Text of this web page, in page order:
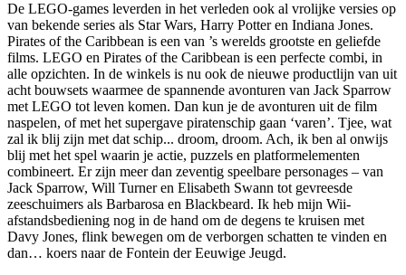
De LEGO-games leverden in het verleden ook al vrolijke versies op
van bekende series als Star Wars, Harry Potter en Indiana Jones.
Pirates of the Caribbean is een van ’s werelds grootste en geliefde
films. LEGO en Pirates of the Caribbean is een perfecte combi, in
alle opzichten. In de winkels is nu ook de nieuwe productlijn van uit
acht bouwsets waarmee de spannende avonturen van Jack Sparrow
met LEGO tot leven komen. Dan kun je de avonturen uit de film
naspelen, of met het supergave piratenschip gaan ‘varen’. Tjee, wat
zal ik blij zijn met dat schip... droom, droom. Ach, ik ben al onwijs
blij met het spel waarin je actie, puzzels en platformelementen
combineert. Er zijn meer dan zeventig speelbare personages – van
Jack Sparrow, Will Turner en Elisabeth Swann tot gevreesde
zeeschuimers als Barbarosa en Blackbeard. Ik heb mijn Wii-
afstandsbediening nog in de hand om de degens te kruisen met
Davy Jones, flink bewegen om de verborgen schatten te vinden en
dan… koers naar de Fontein der Eeuwige Jeugd.